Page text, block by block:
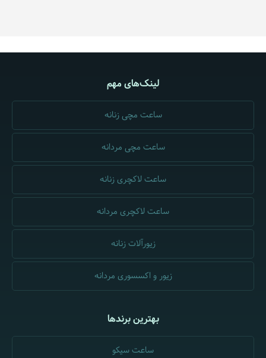
لینک‌های مهم
ساعت مچی زنانه
ساعت مچی مردانه
ساعت لاکچری زنانه
ساعت لاکچری مردانه
زیورآلات زنانه
زیور و اکسسوری مردانه
بهترین برندها
ساعت سیکو